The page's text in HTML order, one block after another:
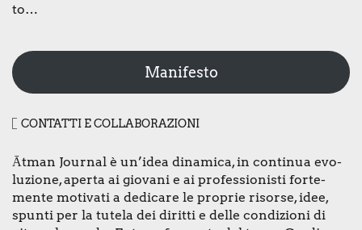
to…
Manifesto
CON­TAT­TI E COL­LA­BO­RA­ZIO­NI
Ātman Jour­nal è un’idea dina­mi­ca, in con­ti­nua evo­
lu­zio­ne, aper­ta ai gio­va­ni e ai pro­fes­sio­ni­sti for­te­
men­te moti­va­ti a dedi­ca­re le pro­prie risor­se, idee,
spun­ti per la tute­la dei dirit­ti e del­le con­di­zio­ni di